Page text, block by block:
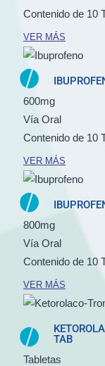
Contenido de 10
VER MÁS
600mg
Vía Oral
Contenido de 10
VER MÁS
800mg
Vía Oral
Contenido de 10
VER MÁS
TAB
Tabletas